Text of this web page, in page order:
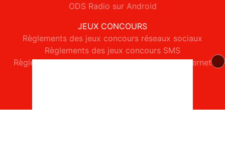
ODS Radio sur Android
JEUX CONCOURS
Règlements des jeux concours réseaux sociaux
Règlements des jeux concours SMS
Règlements des jeux concours téléphone et internet